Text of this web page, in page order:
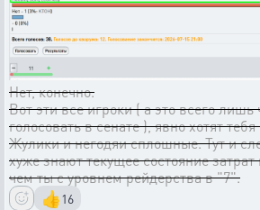
Нет, конечно.
Вот эти все игроки ( а это всего лишь
голосовать в сенате ), явно хотят
Жулики и негодяи сплошные. Тут и
хуже знают текущее состояние
чем ты с уровнем рейдерства в "7".
👍16